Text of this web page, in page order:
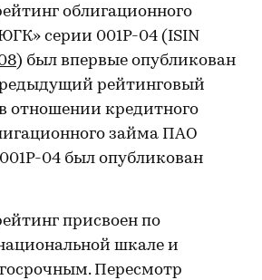
облигационного
серии 001P-04 (ISIN
) был впервые опубликован
рейтинговый
отношении кредитного
займа ПАО
04 был опубликован
присвоен по
шкале и
Пересмотр